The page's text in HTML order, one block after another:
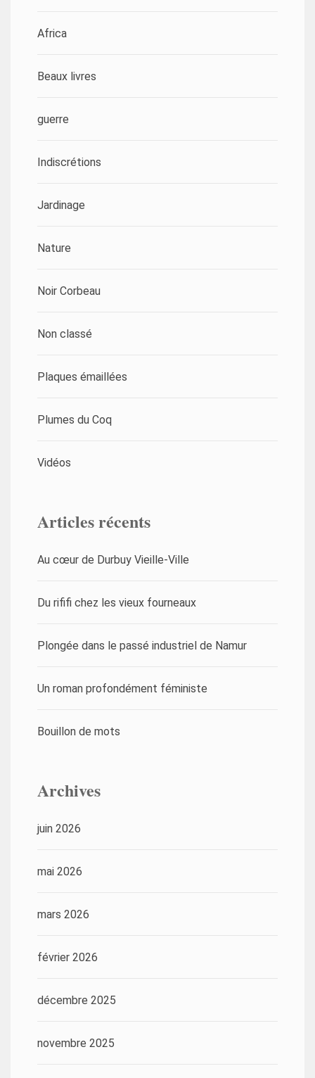
Africa
Beaux livres
guerre
Indiscrétions
Jardinage
Nature
Noir Corbeau
Non classé
Plaques émaillées
Plumes du Coq
Vidéos
Articles récents
Au cœur de Durbuy Vieille-Ville
Du rififi chez les vieux fourneaux
Plongée dans le passé industriel de Namur
Un roman profondément féministe
Bouillon de mots
Archives
juin 2026
mai 2026
mars 2026
février 2026
décembre 2025
novembre 2025